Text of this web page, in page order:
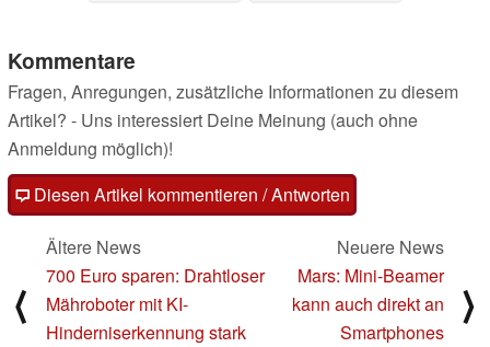
Kommentare
Fragen, Anregungen, zusätzliche Informationen zu diesem
Artikel? - Uns interessiert Deine Meinung (auch ohne
Anmeldung möglich)!
Diesen Artikel kommentieren / Antworten
⟨
Ältere News
700 Euro sparen: Drahtloser
Mähroboter mit KI-
Hinderniserkennung stark
Neuere News
Mars: Mini-Beamer
kann auch direkt an
Smartphones
⟩